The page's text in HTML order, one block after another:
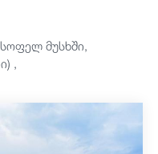
მუსხში,
,